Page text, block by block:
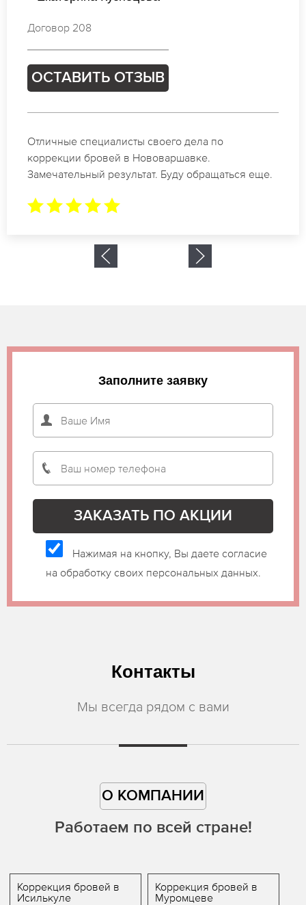
Договор 208
ОСТАВИТЬ ОТЗЫВ
Отличные специалисты своего дела по
коррекции бровей в Нововаршавке.
Замечательный результат. Буду обращаться еще.
Заполните заявку
Нажимая на кнопку, Вы даете согласие
на обработку своих персональных данных.
Контакты
Мы всегда рядом с вами
О КОМПАНИИ
Работаем по всей стране!
Коррекция бровей в
Исилькуле
Коррекция бровей в
Муромцеве